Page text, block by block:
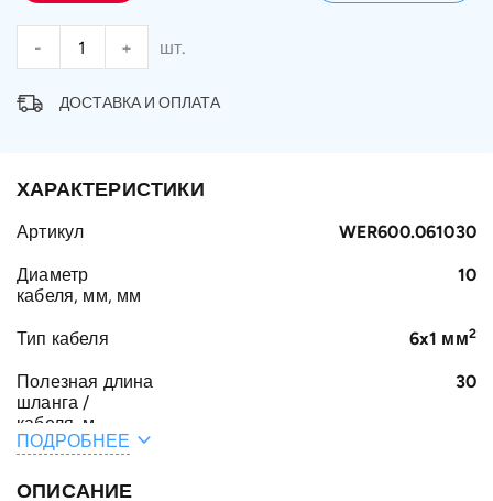
- + шт.
ДОСТАВКА И ОПЛАТА
ХАРАКТЕРИСТИКИ
Артикул WER600.061030
Диаметр
кабеля, мм, мм
10
Тип кабеля 6x1 мм2
Полезная длина
шланга /
кабеля, м
30
ПОДРОБНЕЕ
ОПИСАНИЕ